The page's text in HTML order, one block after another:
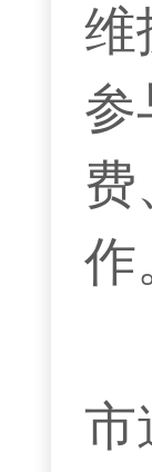
维
参
费
作
市